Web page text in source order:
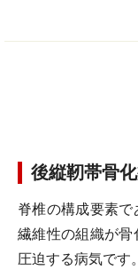
後縦靭帯骨
脊椎の構成要素で
繊維性の組織が
圧迫する病気です。